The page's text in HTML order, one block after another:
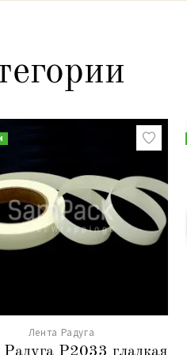
Лента Радуга
Р2033 гладкая